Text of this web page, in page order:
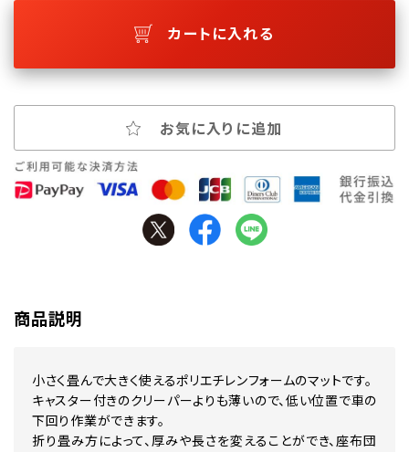
カートに入れる
お気に入りに追加
商品説明
小さく畳んで大きく使えるポリエチレンフォームのマットです。
キャスター付きのクリーパーよりも薄いので、低い位置で車の
下回り作業ができます。
折り畳み方によって、厚みや長さを変えることができ、座布団